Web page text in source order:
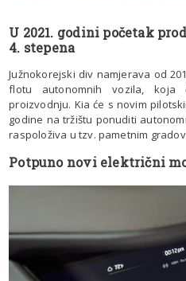
U 2021. godini početak
4. stepena
Južnokorejski div namjerava od
flotu autonomnih vozila,
proizvodnju. Kia će s novim
godine na tržištu ponuditi
raspoloživa u tzv. pametnim
Potpuno novi električni